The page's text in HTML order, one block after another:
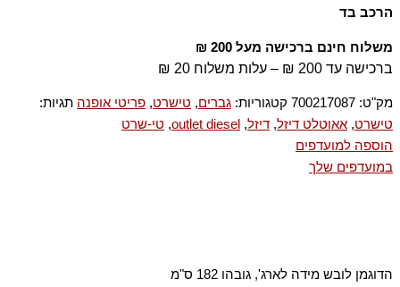
הרכב בד
משלוח חינם ברכישה מעל 200 ₪
ברכישה עד 200 ₪ – עלות משלוח 20 ₪
מק"ט: 700217087 קטגוריות: גברים, טישרט, פריטי אופנה תגיות:
טישרט, אאוטלט דיזל, דיזל,
outlet diesel
, טי-שרט
הוספה למועדפים
במועדפים שלך
הדוגמן לובש מידה לארג', גובהו 182 ס"מ